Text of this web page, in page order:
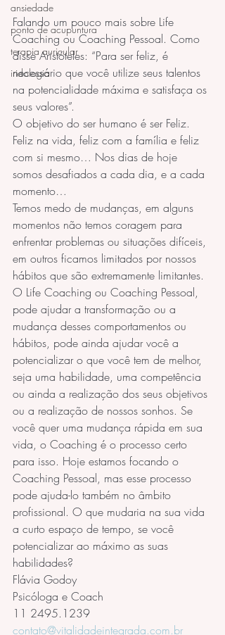
ansiedade
ponto de acupuntura
terapia auricular
iridologia
Falando um pouco mais sobre Life
Coaching ou Coaching Pessoal. Como
disse Aristóteles: “Para ser feliz, é
necessário que você utilize seus talentos
na potencialidade máxima e satisfaça os
seus valores”.
O objetivo do ser humano é ser Feliz.
Feliz na vida, feliz com a família e feliz
com si mesmo… Nos dias de hoje
somos desafiados a cada dia, e a cada
momento…
Temos medo de mudanças, em alguns
momentos não temos coragem para
enfrentar problemas ou situações difíceis,
em outros ficamos limitados por nossos
hábitos que são extremamente limitantes.
O Life Coaching ou Coaching Pessoal,
pode ajudar a transformação ou a
mudança desses comportamentos ou
hábitos, pode ainda ajudar você a
potencializar o que você tem de melhor,
seja uma habilidade, uma competência
ou ainda a realização dos seus objetivos
ou a realização de nossos sonhos. Se
você quer uma mudança rápida em sua
vida, o Coaching é o processo certo
para isso. Hoje estamos focando o
Coaching Pessoal, mas esse processo
pode ajuda-lo também no âmbito
profissional. O que mudaria na sua vida
a curto espaço de tempo, se você
potencializar ao máximo as suas
habilidades?
Flávia Godoy
Psicóloga e Coach
11 2495.1239
contato@vitalidadeintegrada.com.br